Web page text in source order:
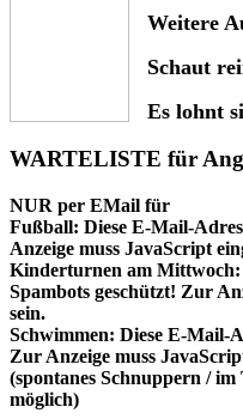
Weitere
Schaut
Es lohnt
WARTELISTE für
NUR per EMail für
Fußball: Diese E-Mail-
Anzeige muss JavaScript
Kinderturnen am Mittwoch:
Spambots geschützt! Zur
sein.
Schwimmen: Diese E-Mail-
Zur Anzeige muss
(spontanes Schnuppern /
möglich)